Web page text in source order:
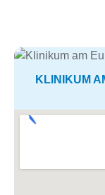
KLINIKUM